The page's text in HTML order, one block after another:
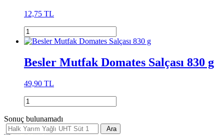
12,75 TL
Besler Mutfak Domates Salçası 830 g
49,90 TL
Sonuç bulunamadı
Ara